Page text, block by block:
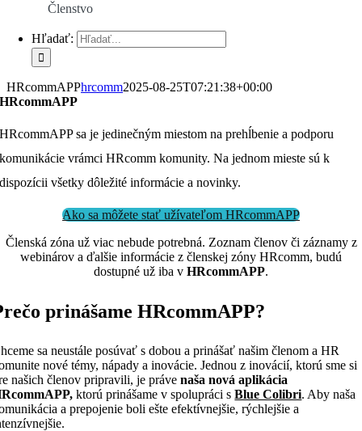
Členstvo
Hľadať:
HRcommAPPhrcomm2025-08-25T07:21:38+00:00
HRcommAPP
HRcommAPP sa je jedinečným miestom na prehĺbenie a podporu
komunikácie vrámci HRcomm komunity. Na jednom mieste sú k
dispozícii všetky dôležité informácie a novinky.
Ako sa môžete stať užívateľom HRcommAPP
Členská zóna už viac nebude potrebná. Zoznam členov či záznamy z
webinárov a ďalšie informácie z členskej zóny HRcomm, budú
dostupné už iba v HRcommAPP.
prinášame HRcommAPP?
sa neustále posúvať s dobou a prinášať našim členom a HR
nové témy, nápady a inovácie. Jednou z inovácií, ktorú sme si
našich členov pripravili, je práve naša nová aplikácia
ktorú prinášame v spolupráci sBlue Colibri. Aby naša
a prepojenie boli ešte efektívnejšie, rýchlejšie a